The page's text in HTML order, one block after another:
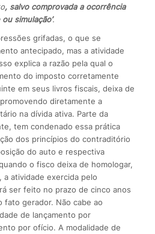
, salvo comprovada a ocorrência
simulação’.
grifadas, o que se
antecipado, mas a atividade
explica a razão pela qual o
do imposto corretamente
em seus livros fiscais, deixa de
diretamente a
na dívida ativa. Parte da
tem condenado essa prática
dos princípios do contraditório
do auto e respectiva
o fisco deixa de homologar,
atividade exercida pelo
ser feito no prazo de cinco anos
fato gerador. Não cabe ao
de lançamento por
por ofício. A modalidade de